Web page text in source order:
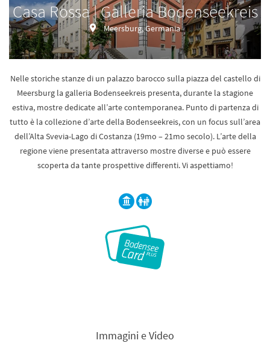
Casa Rossa | Galleria Bodenseekreis
Meersburg, Germania
Nelle storiche stanze di un palazzo barocco sulla piazza del castello di
Meersburg la galleria Bodenseekreis presenta, durante la stagione
estiva, mostre dedicate all’arte contemporanea. Punto di partenza di
tutto è la collezione d’arte della Bodenseekreis, con un focus sull’area
dell’Alta Svevia-Lago di Costanza (19mo – 21mo secolo). L’arte della
regione viene presentata attraverso mostre diverse e può essere
scoperta da tante prospettive differenti. Vi aspettiamo!
Immagini e Video